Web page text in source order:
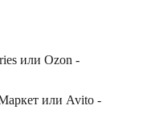
или Ozon -
или Avito -